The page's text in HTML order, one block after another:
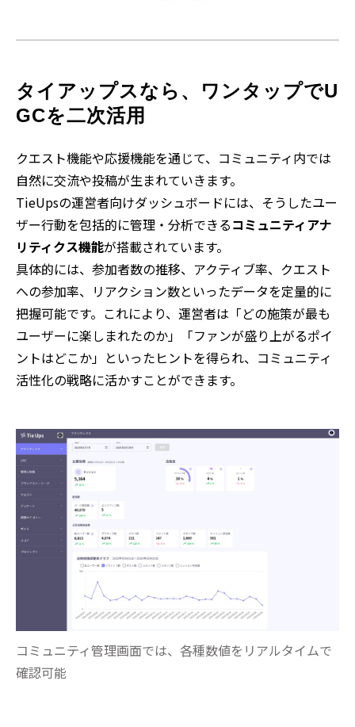
タイアップスなら、ワンタップでU
GCを二次活用
クエスト機能や応援機能を通じて、コミュニティ内では
自然に交流や投稿が生まれていきます。
TieUpsの運営者向けダッシュボードには、そうしたユー
ザー行動を包括的に管理・分析できるコミュニティアナ
リティクス機能が搭載されています。
具体的には、参加者数の推移、アクティブ率、クエスト
への参加率、リアクション数といったデータを定量的に
把握可能です。これにより、運営者は「どの施策が最も
ユーザーに楽しまれたのか」「ファンが盛り上がるポイ
ントはどこか」といったヒントを得られ、コミュニティ
活性化の戦略に活かすことができます。
コミュニティ管理画面では、各種数値をリアルタイムで
確認可能